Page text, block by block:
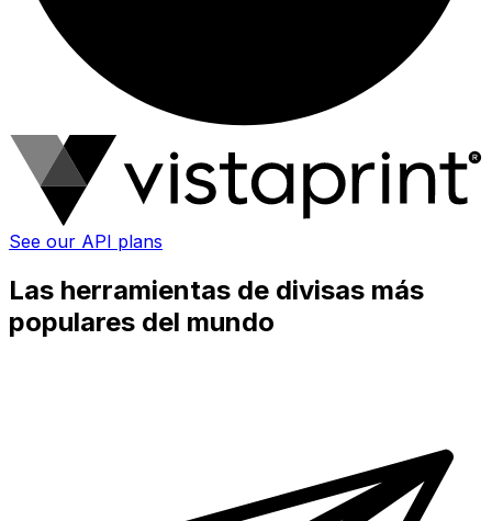
See our API plans
Las herramientas de divisas más
populares del mundo